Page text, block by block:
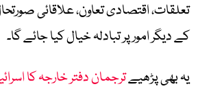
تعلقات، اقتصادی تعاون، علاقائی
کے دیگر امور پر تبادلہ خیال کیا جائے گا۔
یہ بھی پڑھیےترجمان دفتر خارجہ کا